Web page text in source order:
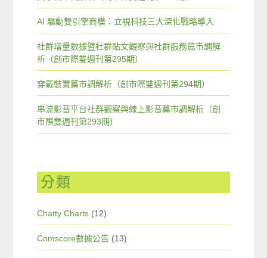
AI 驅動雙引擎商模：立視科技三大深化戰略導入
社群增量數據暨社群貼文觀察與社群服務篇市調解
析（創市際雙週刊第295期）
穿戴裝置篇市調解析（創市際雙週刊第294期）
串流影音平台社群觀察與線上影音篇市調解析（創
市際雙週刊第293期）
分類
Chatty Charts (12)
Comscore數據公告 (13)